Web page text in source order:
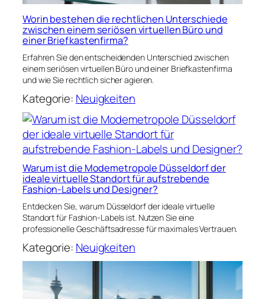
Worin bestehen die rechtlichen Unterschiede
zwischen einem seriösen virtuellen Büro und
einer Briefkastenfirma?
Erfahren Sie den entscheidenden Unterschied zwischen
einem seriösen virtuellen Büro und einer Briefkastenfirma
und wie Sie rechtlich sicher agieren.
Kategorie: Neuigkeiten
Warum ist die Modemetropole Düsseldorf der
ideale virtuelle Standort für aufstrebende
Fashion-Labels und Designer?
Entdecken Sie, warum Düsseldorf der ideale virtuelle
Standort für Fashion-Labels ist. Nutzen Sie eine
professionelle Geschäftsadresse für maximales Vertrauen.
Kategorie: Neuigkeiten